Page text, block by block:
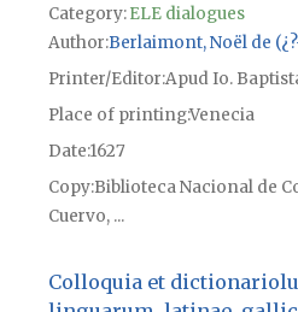
Category:ELE dialogues
Author Berlaimont, Noël de (¿?-
Printer/Editor Apud Io.
Place of printingVenecia
Date1627
CopyBiblioteca Nacional de
Cuervo, ...
Colloquia et